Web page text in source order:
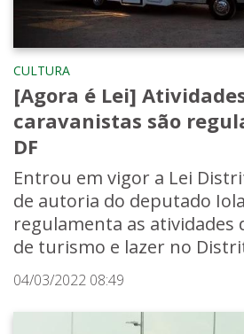
CULTURA
[Agora é Lei]
caravanistas são
DF
Entrou em vigor a Lei
de autoria do deputado
regulamenta as atividades
de turismo e lazer no
04/03/2022 08:49